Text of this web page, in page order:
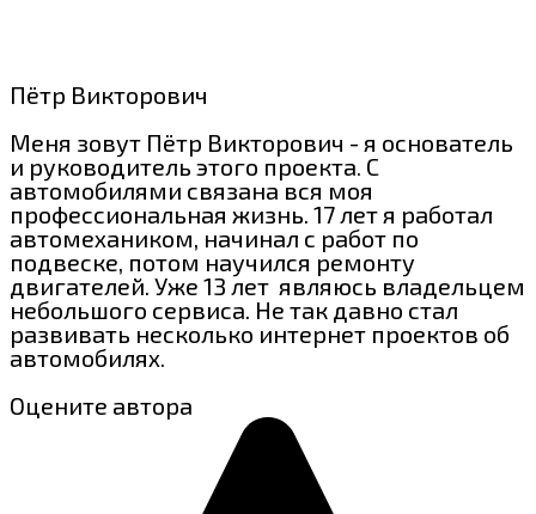
Пётр Викторович
Меня зовут Пётр Викторович - я основатель
и руководитель этого проекта. С
автомобилями связана вся моя
профессиональная жизнь. 17 лет я работал
автомехаником, начинал с работ по
подвеске, потом научился ремонту
двигателей. Уже 13 лет являюсь владельцем
небольшого сервиса. Не так давно стал
развивать несколько интернет проектов об
автомобилях.
Оцените автора